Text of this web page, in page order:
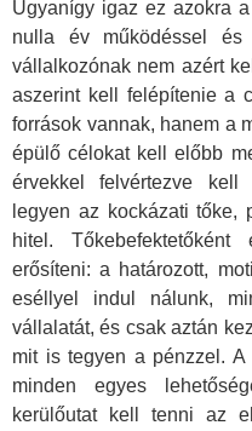
Ugyanígy igaz ez azokra
nulla év működéssel és
vállalkozónak nem azért
aszerint kell felépítenie a
források vannak, hanem a
épülő célokat kell előbb
érvekkel felvértezve kell
legyen az kockázati tőke,
hitel.
erősíteni: a határozott,
eséllyel indul nálunk,
vállalatát, és csak aztán
mit is tegyen a pénzzel. A
minden egyes
kerülőutat kell tenni az